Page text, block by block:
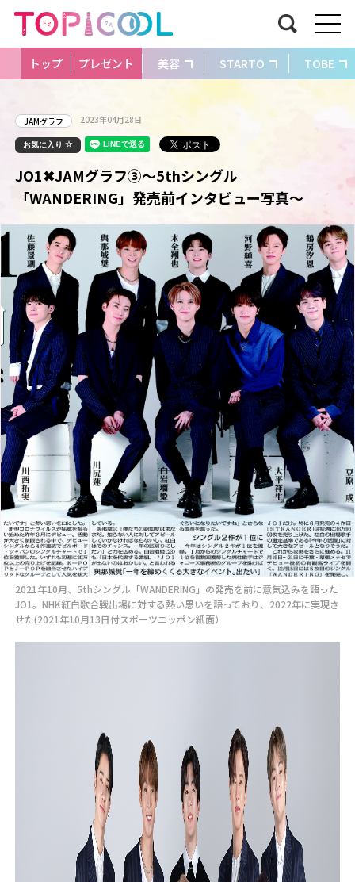
トップ プレゼント 美容 STARTO TOBE
JAMグラフ 2023年04月28日
お気に入り
JO1✖JAMグラフ③～5thシングル
「WANDERING」発売前インタビュー写真～
2021年10月、5thシングル「WANDERING」の発売を前に意気込みを語った
JO1。NHK紅白歌合戦出場に対する熱い思いを語っており、2022年に実現さ
せた(2021年10月13日付スポーツニッポン紙面）